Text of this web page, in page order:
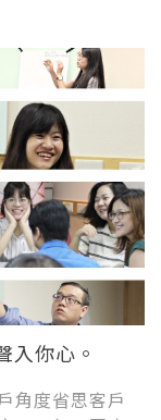
入你心。
角度省思客戶